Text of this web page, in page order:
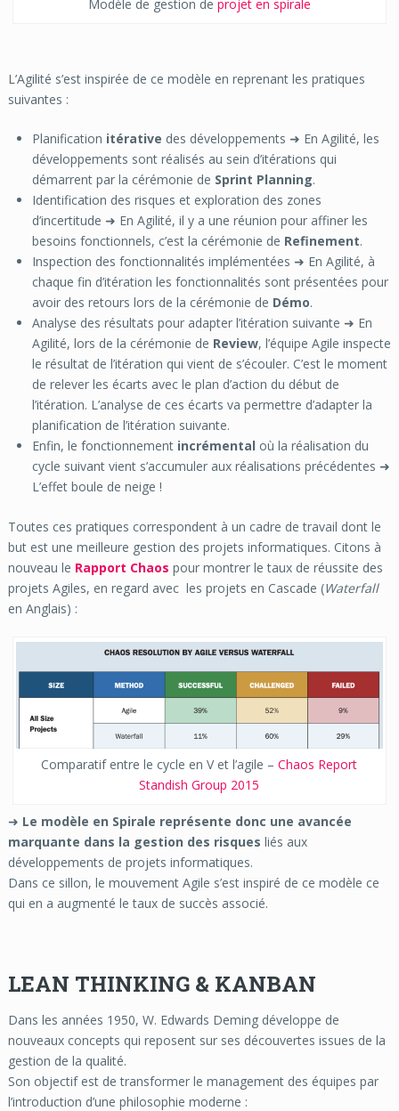
Modèle de gestion de projet en spirale
L’Agilité s’est inspirée de ce modèle en reprenant les pratiques
suivantes :
Planification itérative des développements ➜ En Agilité, les
développements sont réalisés au sein d’itérations qui
démarrent par la cérémonie de Sprint Planning.
Identification des risques et exploration des zones
d’incertitude ➜ En Agilité, il y a une réunion pour affiner les
besoins fonctionnels, c’est la cérémonie de Refinement.
Inspection des fonctionnalités implémentées ➜ En Agilité, à
chaque fin d’itération les fonctionnalités sont présentées pour
avoir des retours lors de la cérémonie de Démo.
Analyse des résultats pour adapter l’itération suivante ➜ En
Agilité, lors de la cérémonie de Review, l’équipe Agile inspecte
le résultat de l’itération qui vient de s’écouler. C’est le moment
de relever les écarts avec le plan d’action du début de
l’itération. L’analyse de ces écarts va permettre d’adapter la
planification de l’itération suivante.
Enfin, le fonctionnement incrémental où la réalisation du
cycle suivant vient s’accumuler aux réalisations précédentes ➜
L’effet boule de neige !
Toutes ces pratiques correspondent à un cadre de travail dont le
but est une meilleure gestion des projets informatiques. Citons à
nouveau le Rapport Chaos pour montrer le taux de réussite des
projets Agiles, en regard avec les projets en Cascade (Waterfall
en Anglais) :
Comparatif entre le cycle en V et l’agile –Chaos Report
Standish Group 2015
➜ Le modèle en Spirale représente donc une avancée
marquante dans la gestion des risques liés aux
développements de projets informatiques.
Dans ce sillon, le mouvement Agile s’est inspiré de ce modèle ce
qui en a augmenté le taux de succès associé.
LEAN THINKING & KANBAN
Dans les années 1950, W. Edwards Deming développe de
nouveaux concepts qui reposent sur ses découvertes issues de la
gestion de la qualité.
Son objectif est de transformer le management des équipes par
l’introduction d’une philosophie moderne :